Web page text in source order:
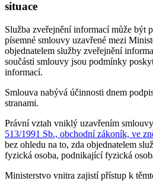
situace
Služba zveřejnění informací může být
písemné smlouvy uzavřené mezi
objednatelem služby zveřejnění
součásti smlouvy jsou podmínky
informací.
Smlouva nabývá účinnosti dnem
stranami.
Právní vztah vniklý uzavřením
513/1991 Sb., obchodní zákoník, ve
bez ohledu na to, zda objednatelem
fyzická osoba, podnikající fyzická
Ministerstvo vnitra zajistí přístup k